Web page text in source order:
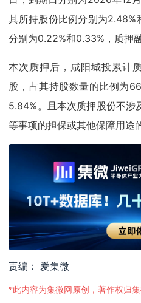
其所持股份比例分别为2.48%
分别为0.22%和0.33%，质押
本次质押后，咸阳城投累计
股，占其持股数量的比例为
5.84%。且本次质押股份不涉
等事项的担保或其他保障用途
责编： 爱集微
*此内容为集微网原创，著作权归